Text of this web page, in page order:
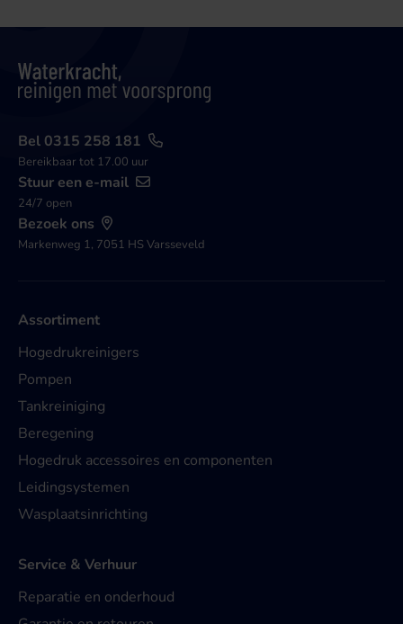
Bel 0315 258 181
Bereikbaar tot 17.00 uur
Stuur een e-mail
24/7 open
Bezoek ons
Markenweg 1, 7051 HS Varsseveld
Assortiment
Hogedrukreinigers
Pompen
Tankreiniging
Beregening
Hogedruk accessoires en componenten
Leidingsystemen
Wasplaatsinrichting
Service & Verhuur
Reparatie en onderhoud